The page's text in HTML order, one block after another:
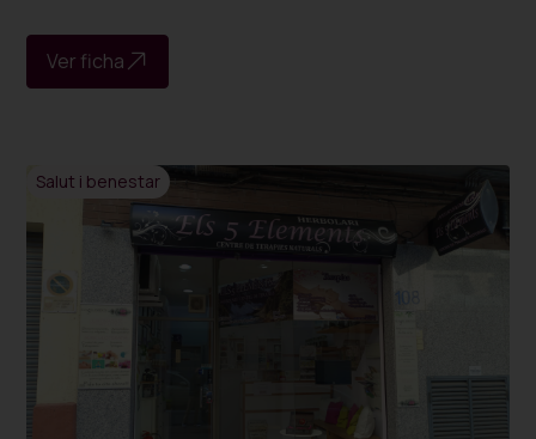
Ver ficha
Salut i benestar